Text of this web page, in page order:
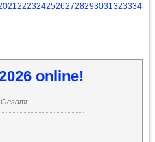
21 22232425262728293031 32333435
online!
Gesamt